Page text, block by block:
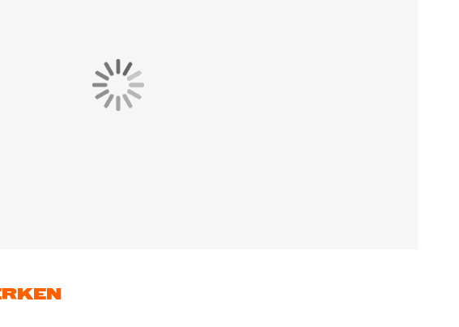
bestaat uit een reeks trapsgewijs geplaatste noppen, waardoor
Zoom wordt benut en tegelijkertijd de juiste hoeveelheid grip